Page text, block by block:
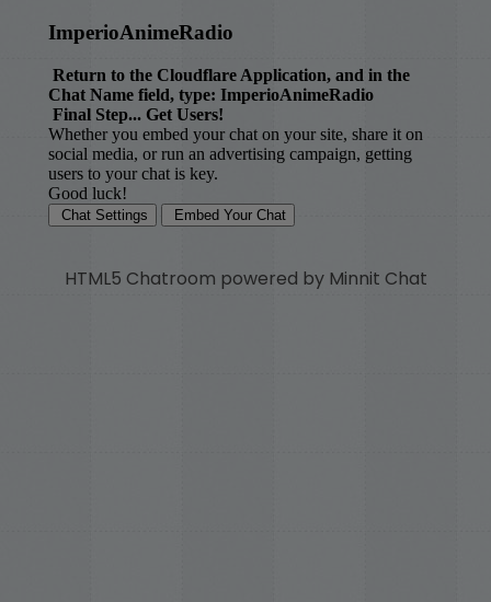
HTML5 Chatroom powered by Minnit Chat